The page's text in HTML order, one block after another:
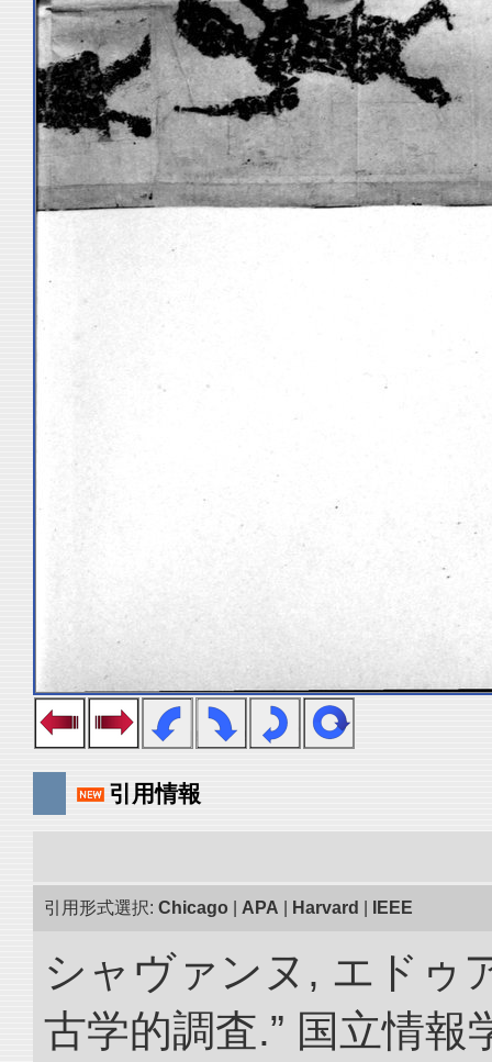
引用情報
引用形式選択: Chicago APA Harvard IEEE
シャヴァンヌ, エドゥ
古学的調査.” 国立情